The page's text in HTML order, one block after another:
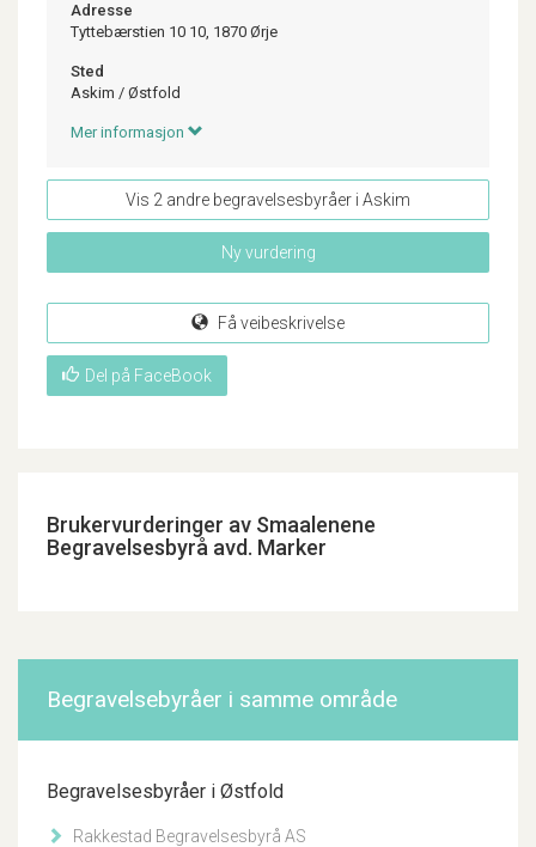
Adresse
Tyttebærstien 10 10, 1870 Ørje
Sted
Askim / Østfold
Mer informasjon
Vis 2 andre begravelsesbyråer i Askim
Ny vurdering
Få veibeskrivelse
Del på FaceBook
Brukervurderinger av Smaalenene
Begravelsesbyrå avd. Marker
Begravelsebyråer i samme område
Begravelsesbyråer i Østfold
Rakkestad Begravelsesbyrå AS